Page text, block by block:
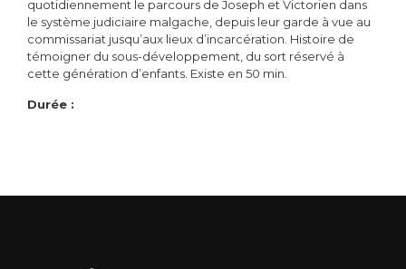
quotidiennement le parcours de Joseph et Victorien dans
le système judiciaire malgache, depuis leur garde à vue au
commissariat jusqu’aux lieux d’incarcération. Histoire de
témoigner du sous-développement, du sort réservé à
cette génération d’enfants. Existe en 50 min.
Durée :